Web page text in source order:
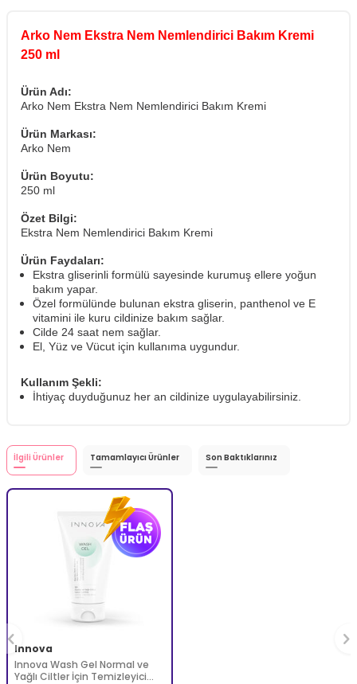
Arko Nem Ekstra Nem Nemlendirici Bakım Kremi
250 ml
Ürün Adı:
Arko Nem Ekstra Nem Nemlendirici Bakım Kremi
Ürün Markası:
Arko Nem
Ürün Boyutu:
250 ml
Özet Bilgi:
Ekstra Nem Nemlendirici Bakım Kremi
Ürün Faydaları:
Ekstra gliserinli formülü sayesinde kurumuş ellere yoğun
bakım yapar.
Özel formülünde bulunan ekstra gliserin, panthenol ve E
vitamini ile kuru cildinize bakım sağlar.
Cilde 24 saat nem sağlar.
El, Yüz ve Vücut için kullanıma uygundur.
Kullanım Şekli:
İhtiyaç duyduğunuz her an cildinize uygulayabilirsiniz.
İlgili Ürünler Tamamlayıcı Ürünler Son Baktıklarınız
Innova
Innova Wash Gel Normal ve
Yağlı Ciltler İçin Temizleyici